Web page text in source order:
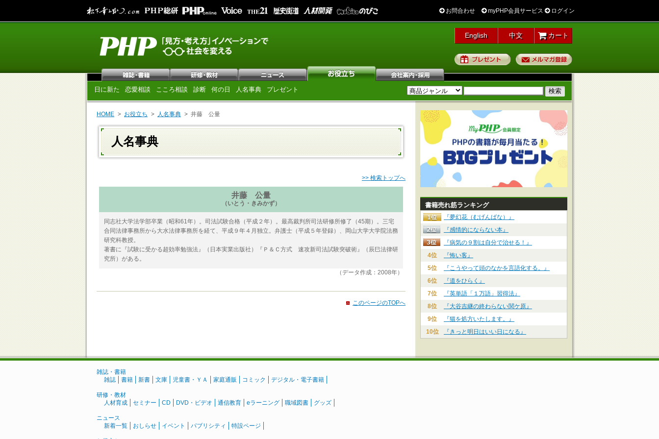
お問合わせ myPHP会員サービス ログイン
English 中文 カート
プレゼント
日に新た 恋愛相談 こころ相談 診断 何の日 人名事典 プレゼント
HOME お役立ち 人名事典 井藤 公量
人名事典
>> 検索トップへ
井藤 公量
（いとう・きみかず）
同志社大学法学部卒業（昭和61年）。司法試験合格（平成２年）。最高裁判所司法研修所修了（45期）。三宅
合同法律事務所から大水法律事務所を経て、平成９年４月独立。弁護士（平成５年登録）、岡山大学大学院法務
研究科教授。
著書に『試験に受かる超効率勉強法』（日本実業出版社）『Ｐ＆Ｃ方式 速攻新司法試験突破術』（辰巳法律研
究所）がある。
（データ作成：2008年）
このページのTOPへ
書籍売れ筋ランキング
『夢幻花（むげんばな）』
『感情的にならない本』
『病気の９割は自分で治せる！』
4位
『怖い客』
5位
『こうやって頭のなかを言語化する。』
6位
『道をひらく』
7位
『英単語「１万語」習得法』
8位
『大谷吉継の終わらない関ケ原』
9位
『猫を処方いたします。』
10位
『きっと明日はいい日になる』
雑誌・書籍
雑誌
書籍 新書 文庫 児童書・ＹＡ 家庭通販 コミック デジタル・電子書籍
研修・教材
人材育成
セミナー CD DVD・ビデオ 通信教育 eラーニング 職域図書 グッズ
ニュース
新着一覧
おしらせ イベント パブリシティ 特設ページ